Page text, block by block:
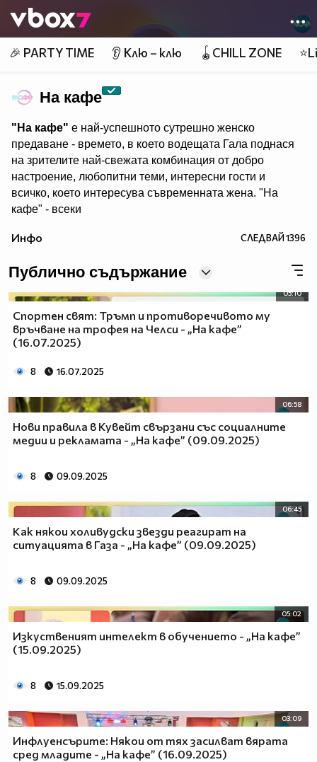
👾
🎉 PARTY TIME 👂 Клю – клю 🪀CHILL ZONE
На кафе
"На кафе" е най-успешното сутрешно женско
предаване - времето, в което водещата Гала поднася
на зрителите най-свежата комбинация от добро
настроение, любопитни теми, интересни гости и
всичко, което интересува съвременната жена. "На
кафе" - всеки
може да гледате и в
Инфо СЛЕДВАЙ1396
Публично съдържание
05:10
Спортен свят: Тръмп и противоречивото му
връчване на трофея на Челси - „На кафе”
(16.07.2025)
8 16.07.2025
06:58
Нови правила в Кувейт свързани със социалните
медии и рекламата - „На кафе” (09.09.2025)
8 09.09.2025
06:45
Как някои холивудски звезди реагират на
ситуацията в Газа - „На кафе” (09.09.2025)
8 09.09.2025
05:02
Изкуственият интелект в обучението - „На кафе”
(15.09.2025)
8 15.09.2025
03:09
Инфлуенсърите: Някои от тях засилват вярата
сред младите - „На кафе” (16.09.2025)